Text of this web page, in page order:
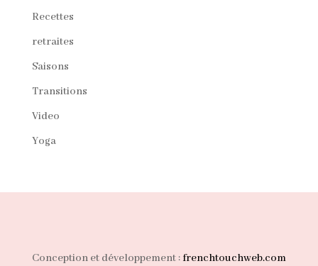
Recettes
retraites
Saisons
Transitions
Video
Yoga
Conception et développement : frenchtouchweb.com